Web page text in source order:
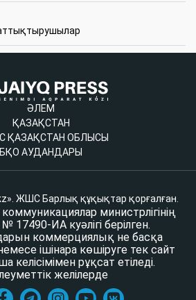
ӘЛЕМ
ҚАЗАҚСТАН
ҚАЗАҚСТАН ОБЛЫСЫ
БҚО АУДАНДАРЫ
ЖШС Барлық құқықтар қорғалған.
министрлігінің
17490-ИА куәлігі берілген.
коммерциялық не басқа
ішінара көшіруге тек сайт
келісімімен рұқсат етіледі.
желілерде